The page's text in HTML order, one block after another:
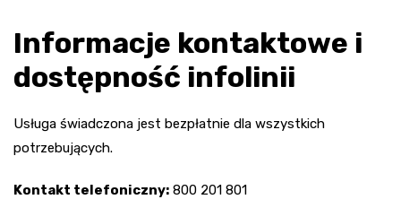
Informacje kontaktowe i
dostępność infolinii
Usługa świadczona jest bezpłatnie dla wszystkich
potrzebujących.
Kontakt telefoniczny: 800 201 801